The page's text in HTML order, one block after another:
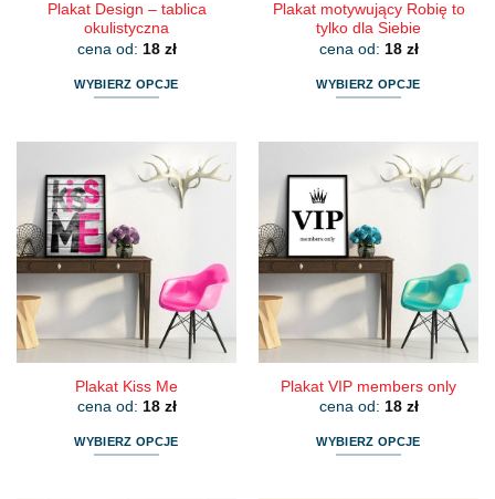
Plakat Design – tablica
okulistyczna
cena od: 18 zł
WYBIERZ OPCJE
wiele
wariantów.
Opcje
można
wybrać
na
stronie
produktu
Plakat motywujący Robię to
tylko dla Siebie
cena od: 18 zł
WYBIERZ OPCJE
wiele
wariantów.
Opcje
można
wybrać
na
stronie
produktu
Plakat Kiss Me
cena od: 18 zł
WYBIERZ OPCJE
Plakat VIP members only
cena od: 18 zł
WYBIERZ OPCJE